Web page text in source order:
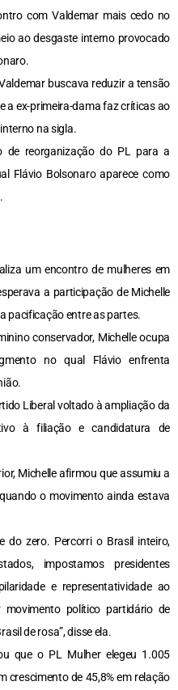
com Valdemar mais cedo no
ao desgaste interno provocado
buscava reduzir a tensão
a ex-primeira-dama faz críticas ao
na sigla.
de reorganização do PL para a
Flávio Bolsonaro aparece como
um encontro de mulheres em
a participação de Michelle
pacificação entre as partes.
conservador, Michelle ocupa
no qual Flávio enfrenta
Liberal voltado à ampliação da
à filiação e candidatura de
Michelle afirmou que assumiu a
o movimento ainda estava
do zero. Percorri o Brasil inteiro,
impostamos presidentes
e representatividade ao
político partidário de
de rosa”, disse ela.
que o PL Mulher elegeu 1.005
crescimento de 45,8% em relação